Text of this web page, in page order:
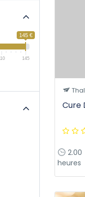
145 €
145
Cure
2.00
heures